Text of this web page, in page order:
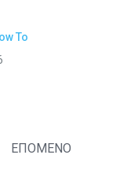
To
ΕΠΟΜΕΝΟ